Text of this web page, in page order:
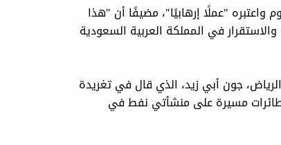
واعتبره "عملًا إرهابيًا"، مضيفًا أن "هذا
في المملكة العربية السعودية
جون أبي زيد، الذي قال في تغريدة
طائرات مسيرة على منشأتي نفط في